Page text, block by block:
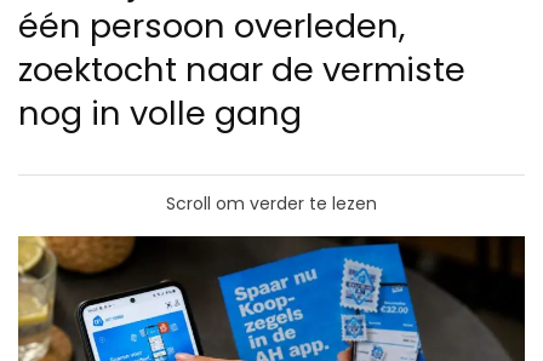
één persoon overleden,
zoektocht naar de vermiste
nog in volle gang
Scroll om verder te lezen